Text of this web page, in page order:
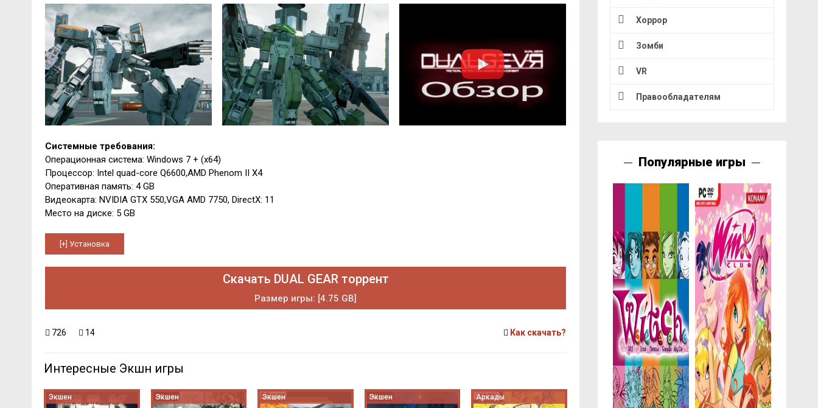
Системные требования:
Операционная система: Windows 7 + (x64)
Процессор: Intel quad-core Q6600,AMD Phenom II X4
Оперативная память: 4 GB
Видеокарта: NVIDIA GTX 550,VGA AMD 7750, DirectX: 11
Место на диске: 5 GB
Скачать DUAL GEAR торрент
Размер игры: [4.75 GB]
726 14 Как скачать?
Интересные Экшн игры
Экшен Экшен Экшен Экшен Аркады
Хоррор
Зомби
VR
Правообладателям
Популярные игры